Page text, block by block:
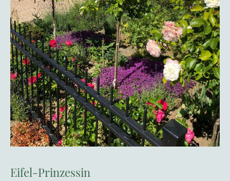
Eifel-Prinzessin